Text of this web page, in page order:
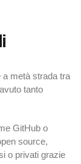
metà strada tra
tanto
GitHub o
source,
o privati grazie